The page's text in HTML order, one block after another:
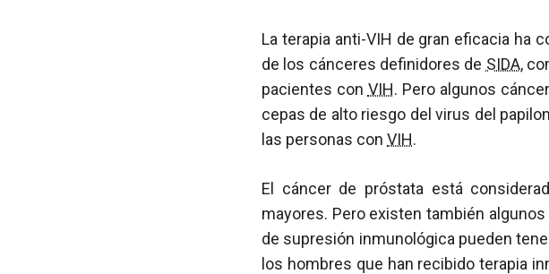
La terapia anti-VIH de gran eficacia ha
de los cánceres definidores de SIDA,
pacientes con VIH. Pero algunos
cepas de alto riesgo del virus del
las personas con VIH.
El cáncer de próstata está
mayores. Pero existen también
de supresión inmunológica pueden
los hombres que han recibido terapia